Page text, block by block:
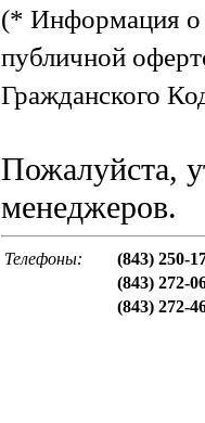
(* Информация о
публичной
Гражданского
Пожалуйста,
менеджеров.
Телефоны:
(843) 250-
(843) 272-
(843) 272-